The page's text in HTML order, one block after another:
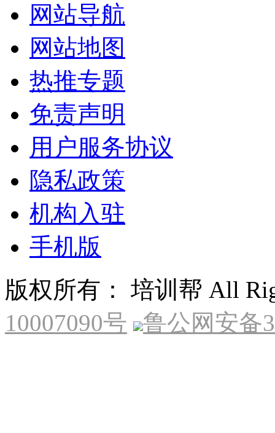
网站导航
网站地图
热推专题
免责声明
用户服务协议
隐私政策
机构入驻
手机版
版权所有： 培训帮 All
10007090号
鲁公网安备